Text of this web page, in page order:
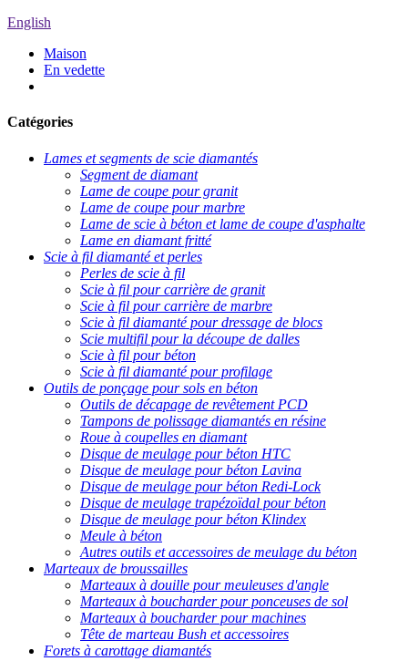
English
Maison
En vedette
Catégories
Lames et segments de scie diamantés
Segment de diamant
Lame de coupe pour granit
Lame de coupe pour marbre
Lame de scie à béton et lame de coupe d'asphalte
Lame en diamant fritté
Scie à fil diamanté et perles
Perles de scie à fil
Scie à fil pour carrière de granit
Scie à fil pour carrière de marbre
Scie à fil diamanté pour dressage de blocs
Scie multifil pour la découpe de dalles
Scie à fil pour béton
Scie à fil diamanté pour profilage
Outils de ponçage pour sols en béton
Outils de décapage de revêtement PCD
Tampons de polissage diamantés en résine
Roue à coupelles en diamant
Disque de meulage pour béton HTC
Disque de meulage pour béton Lavina
Disque de meulage pour béton Redi-Lock
Disque de meulage trapézoïdal pour béton
Disque de meulage pour béton Klindex
Meule à béton
Autres outils et accessoires de meulage du béton
Marteaux de broussailles
Marteaux à douille pour meuleuses d'angle
Marteaux à boucharder pour ponceuses de sol
Marteaux à boucharder pour machines
Tête de marteau Bush et accessoires
Forets à carottage diamantés